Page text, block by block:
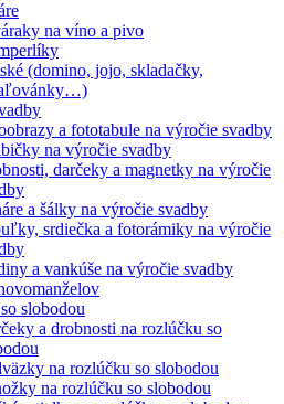
na víno a pivo
(domino, jojo, skladačky,
a fototabule na výročie svadby
na výročie svadby
darčeky a magnetky na výročie
a šálky na výročie svadby
srdiečka a fotorámiky na výročie
a vankúše na výročie svadby
slobodou
a drobnosti na rozlúčku so
na rozlúčku so slobodou
na rozlúčku so slobodou